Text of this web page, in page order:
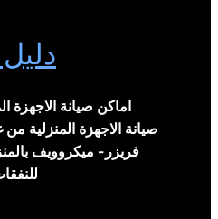
اماكن صيانة الاجهزة
صيانة الاجهزة المنزلية
فريزر- ميكروويف